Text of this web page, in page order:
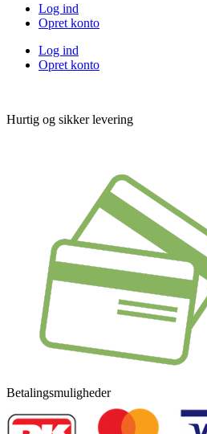
Log ind
Opret konto
Log ind
Opret konto
Hurtig og sikker levering
Betalingsmuligheder